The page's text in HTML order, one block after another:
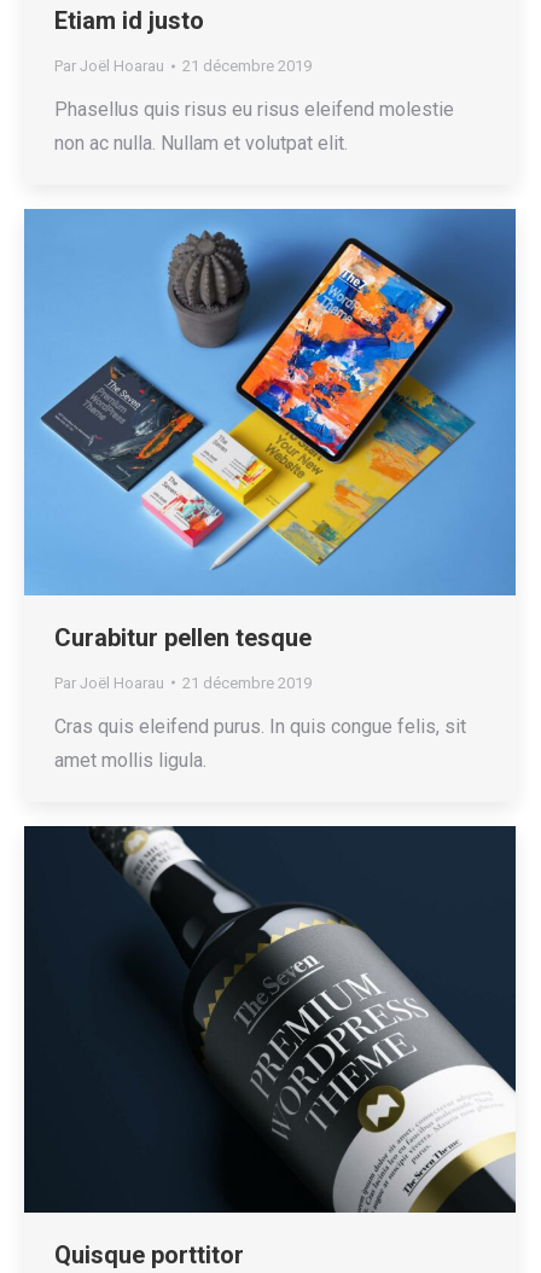
Etiam id justo
Par Joël Hoarau 21 décembre 2019
Phasellus quis risus eu risus eleifend molestie
non ac nulla. Nullam et volutpat elit.
Curabitur pellen tesque
Par Joël Hoarau 21 décembre 2019
Cras quis eleifend purus. In quis congue felis, sit
amet mollis ligula.
Quisque porttitor